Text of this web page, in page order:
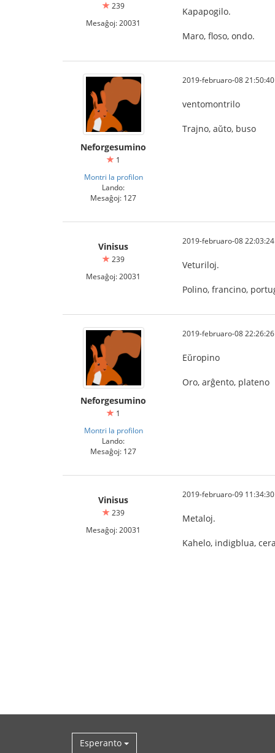
239
Mesaĝoj: 20031
Kapapogilo.
Maro, floso, ondo.
Neforgesumino
1
Montri la profilon
Lando:
Mesaĝoj: 127
2019-februaro-08 21:50:40
ventomontrilo
Trajno, aŭto, buso
Vinisus
239
Mesaĝoj: 20031
2019-februaro-08 22:03:24
Veturiloj.
Polino, francino,
Neforgesumino
1
Montri la profilon
Lando:
Mesaĝoj: 127
2019-februaro-08 22:26:26
Eŭropino
Oro, arĝento, plateno
Vinisus
239
Mesaĝoj: 20031
2019-februaro-09 11:34:30
Metaloj.
Kahelo, indigblua,
Esperanto